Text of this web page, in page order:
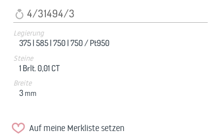
4/31494/3
Legierung
375 |585 |750 |750 / Pt950
Steine
1 Brlt. 0,01 CT
Breite
3 mm
Auf meine Merkliste setzen